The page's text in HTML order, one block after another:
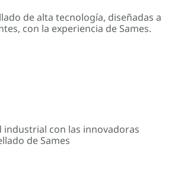
de alta tecnología, diseñadas a
con la experiencia de Sames.
con las innovadoras
de Sames